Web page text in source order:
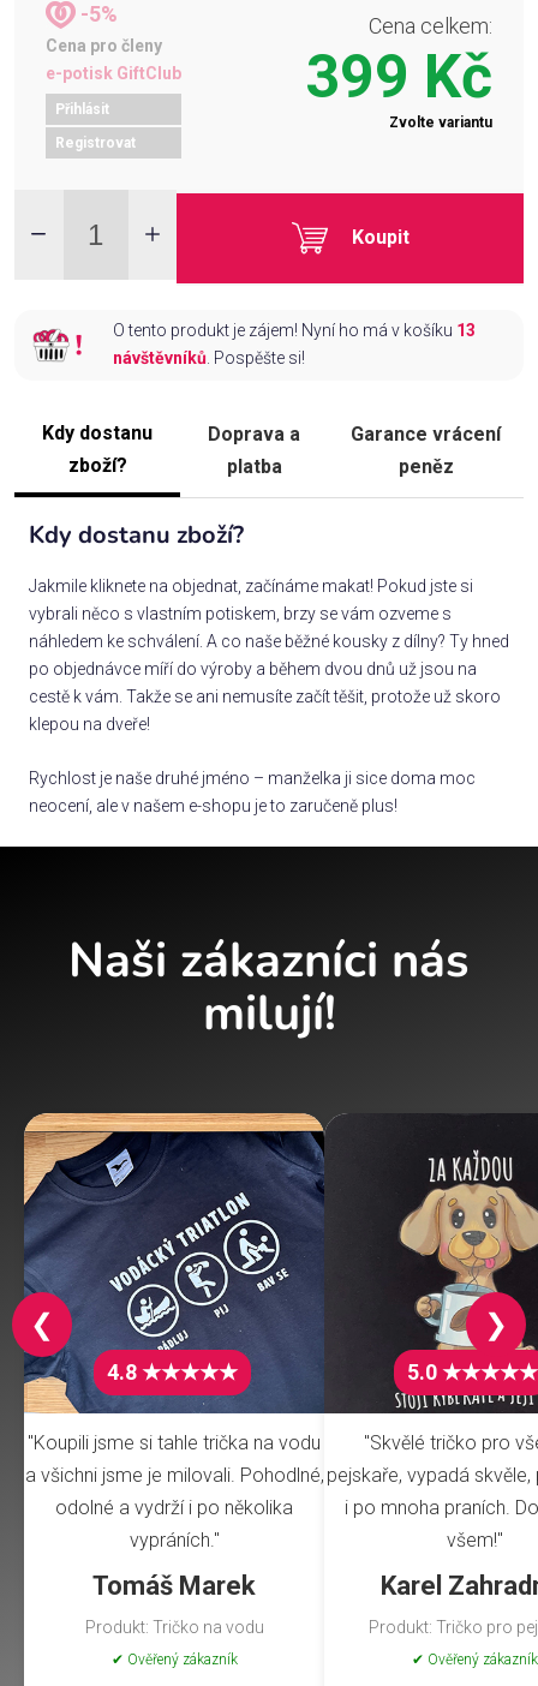
-5%
Cena pro členy
e-potisk GiftClub
Přihlásit
Registrovat
Cena celkem:
399 Kč
Zvolte variantu
Koupit
O tento produkt je zájem! Nyní ho má v košíku 13
návštěvníků. Pospěšte si!
Kdy dostanu
zboží?
Doprava a
platba
Garance vrácení
peněz
Kdy dostanu zboží?
Jakmile kliknete na objednat, začínáme makat! Pokud jste si
vybrali něco s vlastním potiskem, brzy se vám ozveme s
náhledem ke schválení. A co naše běžné kousky z dílny? Ty hned
po objednávce míří do výroby a během dvou dnů už jsou na
cestě k vám. Takže se ani nemusíte začít těšit, protože už skoro
klepou na dveře!
Rychlost je naše druhé jméno – manželka ji sice doma moc
neocení, ale v našem e-shopu je to zaručeně plus!
Naši zákazníci nás
milují!
4.8 ★★★★★
"Koupili jsme si tahle trička na vodu
a všichni jsme je milovali. Pohodlné,
odolné a vydrží i po několika
vypráních."
Tomáš Marek
Produkt: Tričko na vodu
✔ Ověřený zákazník
5.0 ★★★★★
"Skvělé tričko pro
pejskaře, vypadá
i po mnoha praních.
všem!"
Karel
Produkt: Tričko pro
✔ Ověřený zákazník
❮ ❯